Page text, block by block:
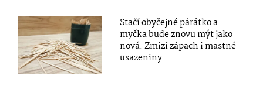
Stačí obyčejné párátko a
myčka bude znovu mýt jako
nová. Zmizí zápach i mastné
usazeniny